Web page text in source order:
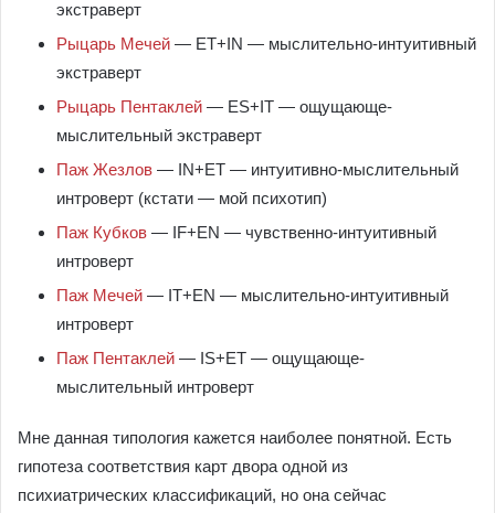
экстраверт
Рыцарь Мечей — ET+IN — мыслительно-интуитивный
экстраверт
Рыцарь Пентаклей — ES+IT — ощущающе-
мыслительный экстраверт
Паж Жезлов — IN+ET — интуитивно-мыслительный
интроверт (кстати — мой психотип)
Паж Кубков — IF+EN — чувственно-интуитивный
интроверт
Паж Мечей — IT+EN — мыслительно-интуитивный
интроверт
Паж Пентаклей — IS+ET — ощущающе-
мыслительный интроверт
Мне данная типология кажется наиболее понятной. Есть
гипотеза соответствия карт двора одной из
психиатрических классификаций, но она сейчас